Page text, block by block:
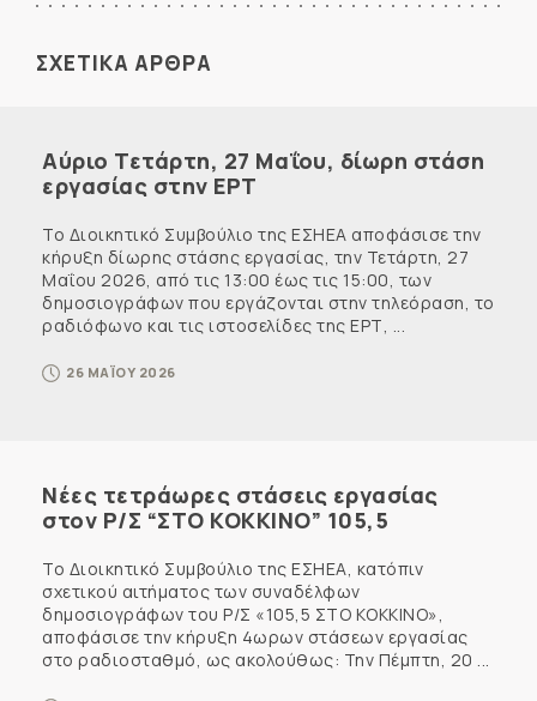
ΣΧΕΤΙΚΑ ΑΡΘΡΑ
Αύριο Τετάρτη, 27 Μαΐου, δίωρη στάση
εργασίας στην ΕΡΤ
Το Διοικητικό Συμβούλιο της ΕΣΗΕΑ αποφάσισε την
κήρυξη δίωρης στάσης εργασίας, την Τετάρτη, 27
Μαΐου 2026, από τις 13:00 έως τις 15:00, των
δημοσιογράφων που εργάζονται στην τηλεόραση, το
ραδιόφωνο και τις ιστοσελίδες της ΕΡΤ, ...
26 ΜΑΪΟΥ 2026
Νέες τετράωρες στάσεις εργασίας
στον Ρ/Σ “ΣΤΟ ΚΟΚΚΙΝΟ” 105,5
Το Διοικητικό Συμβούλιο της ΕΣΗΕΑ, κατόπιν
σχετικού αιτήματος των συναδέλφων
δημοσιογράφων του Ρ/Σ «105,5 ΣΤΟ ΚΟΚΚΙΝΟ»,
αποφάσισε την κήρυξη 4ωρων στάσεων εργασίας
στο ραδιοσταθμό, ως ακολούθως: Την Πέμπτη, 20 ...